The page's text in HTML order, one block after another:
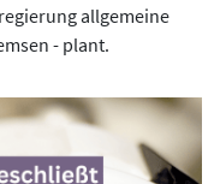
allgemeine
- plant.